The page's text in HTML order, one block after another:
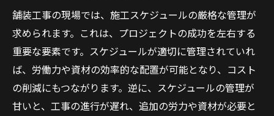
舗装工事の現場では、施工スケジュールの厳格な管理が
求められます。これは、プロジェクトの成功を左右する
重要な要素です。スケジュールが適切に管理されていれ
ば、労働力や資材の効率的な配置が可能となり、コスト
の削減にもつながります。逆に、スケジュールの管理が
甘いと、工事の進行が遅れ、追加の労力や資材が必要と